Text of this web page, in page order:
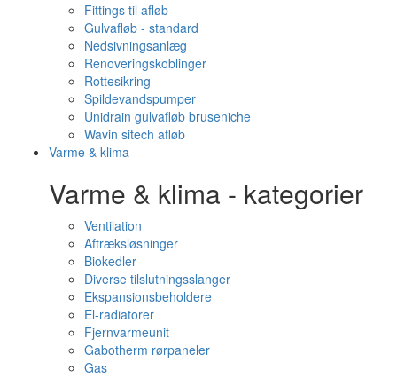
Fittings til afløb
Gulvafløb - standard
Nedsivningsanlæg
Renoveringskoblinger
Rottesikring
Spildevandspumper
Unidrain gulvafløb bruseniche
Wavin sitech afløb
Varme & klima
Varme & klima - kategorier
Ventilation
Aftræksløsninger
Biokedler
Diverse tilslutningsslanger
Ekspansionsbeholdere
El-radiatorer
Fjernvarmeunit
Gabotherm rørpaneler
Gas